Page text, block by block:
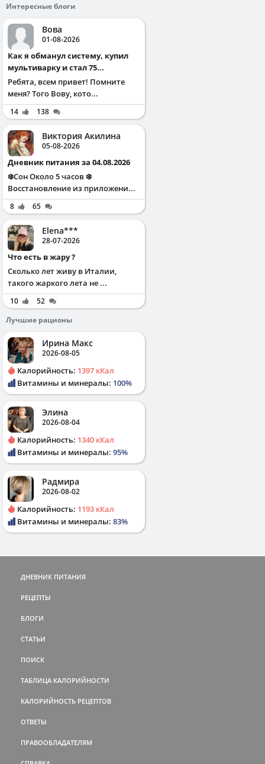
Интересные блоги
Вова
01-08-2026
Как я обманул систему, купил
мультиварку и стал 75...
Ребята, всем привет! Помните
меня? Того Вову, кото...
14 138
Виктория Акилина
05-08-2026
Дневник питания за 04.08.2026
❄️Сон Около 5 часов ❄️
Восстановление из приложени...
8 65
Elena***
28-07-2026
Что есть в жару ?
Сколько лет живу в Италии,
такого жаркого лета не ...
10
52
Лучшие рационы
Ирина Макс
2026-08-05
Калорийность: 1397 кКал
Витамины и минералы: 100%
Элина
2026-08-04
Калорийность: 1340 кКал
Витамины и минералы: 95%
Радмира
2026-08-02
Калорийность: 1193 кКал
Витамины и минералы: 83%
ДНЕВНИК ПИТАНИЯ
РЕЦЕПТЫ
БЛОГИ
СТАТЬИ
ПОИСК
ТАБЛИЦА КАЛОРИЙНОСТИ
КАЛОРИЙНОСТЬ РЕЦЕПТОВ
ОТВЕТЫ
ПРАВООБЛАДАТЕЛЯМ